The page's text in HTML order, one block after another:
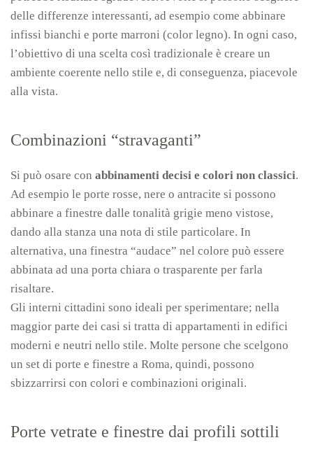
delle differenze interessanti, ad esempio come abbinare
infissi bianchi e porte marroni (color legno). In ogni caso,
l’obiettivo di una scelta così tradizionale è creare un
ambiente coerente nello stile e, di conseguenza, piacevole
alla vista.
Combinazioni “stravaganti”
Si può osare con abbinamenti decisi e colori non classici.
Ad esempio le porte rosse, nere o antracite si possono
abbinare a finestre dalle tonalità grigie meno vistose,
dando alla stanza una nota di stile particolare. In
alternativa, una finestra “audace” nel colore può essere
abbinata ad una porta chiara o trasparente per farla
risaltare.
Gli interni cittadini sono ideali per sperimentare; nella
maggior parte dei casi si tratta di appartamenti in edifici
moderni e neutri nello stile. Molte persone che scelgono
un set di porte e finestre a Roma, quindi, possono
sbizzarrirsi con colori e combinazioni originali.
Porte vetrate e finestre dai profili sottili